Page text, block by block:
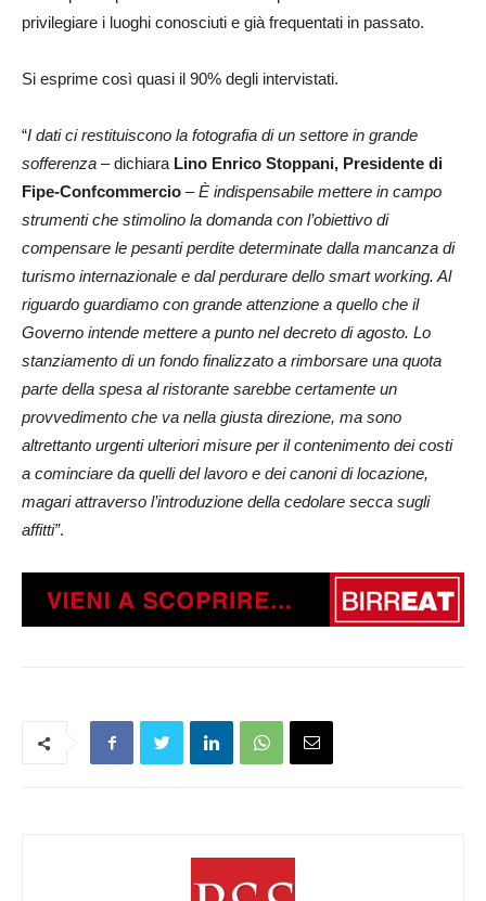
privilegiare i luoghi conosciuti e già frequentati in passato.
Si esprime così quasi il 90% degli intervistati.
“I dati ci restituiscono la fotografia di un settore in grande
sofferenza – dichiara Lino Enrico Stoppani, Presidente di
Fipe-Confcommercio – È indispensabile mettere in campo
strumenti che stimolino la domanda con l’obiettivo di
compensare le pesanti perdite determinate dalla mancanza di
turismo internazionale e dal perdurare dello smart working. Al
riguardo guardiamo con grande attenzione a quello che il
Governo intende mettere a punto nel decreto di agosto. Lo
stanziamento di un fondo finalizzato a rimborsare una quota
parte della spesa al ristorante sarebbe certamente un
provvedimento che va nella giusta direzione, ma sono
altrettanto urgenti ulteriori misure per il contenimento dei costi
a cominciare da quelli del lavoro e dei canoni di locazione,
magari attraverso l’introduzione della cedolare secca sugli
affitti”.